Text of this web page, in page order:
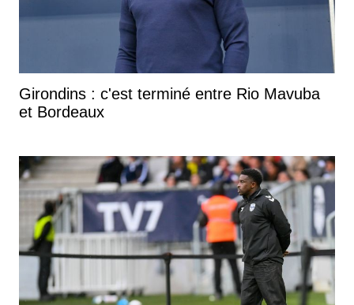
Girondins : c'est terminé entre Rio Mavuba
et Bordeaux